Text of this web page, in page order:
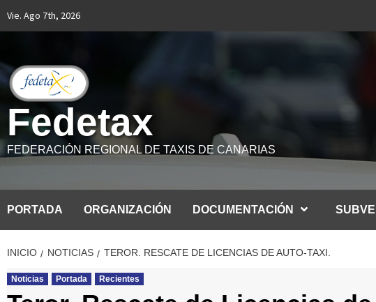
Vie. Ago 7th, 2026
Fedetax
FEDERACIÓN REGIONAL DE TAXIS DE CANARIAS
PORTADA ORGANIZACIÓN DOCUMENTACIÓN
INICIO NOTICIAS TEROR. RESCATE DE LICENCIAS DE AUTO-TAXI.
Noticias Portada Recientes